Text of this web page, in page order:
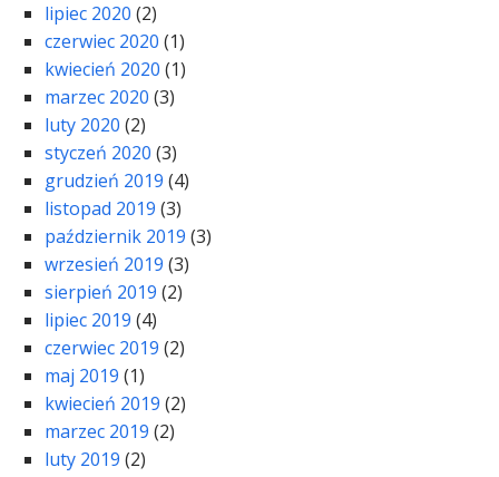
lipiec 2020 (2)
czerwiec 2020 (1)
kwiecień 2020 (1)
marzec 2020 (3)
luty 2020 (2)
styczeń 2020 (3)
grudzień 2019 (4)
listopad 2019 (3)
październik 2019 (3)
wrzesień 2019 (3)
sierpień 2019 (2)
lipiec 2019 (4)
czerwiec 2019 (2)
maj 2019 (1)
kwiecień 2019 (2)
marzec 2019 (2)
luty 2019 (2)